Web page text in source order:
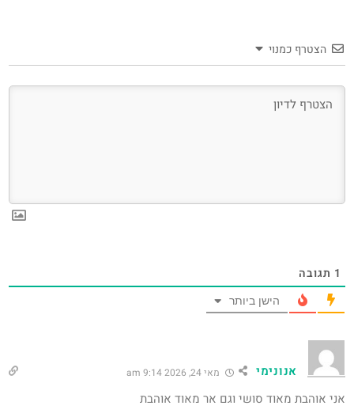
הצטרף כמנוי
1 תגובה
הישן ביותר
אנונימי מאי 24, 2026 9:14 am
אני אוהבת מאוד סושי וגם אר מאוד אוהבת